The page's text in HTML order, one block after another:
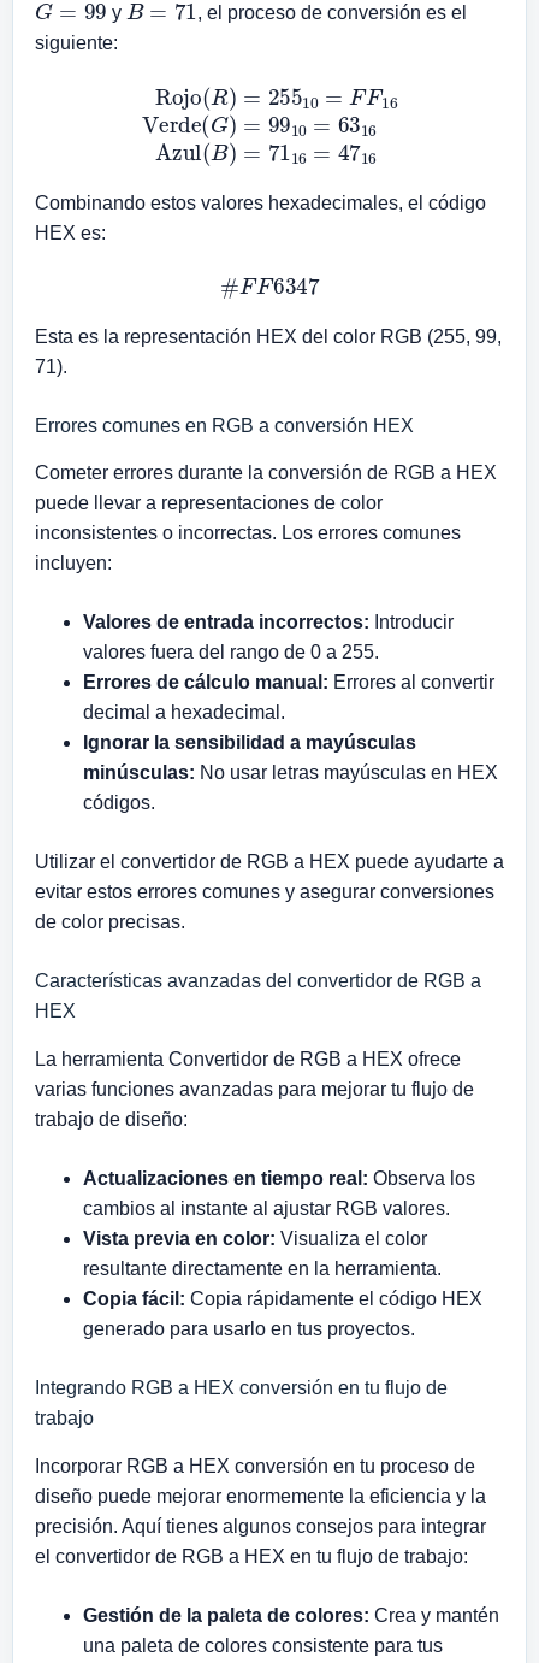
y
, el proceso de conversión es el
siguiente:
25510=FF Verde )=99
Azul (B)= 7116= 16
Combinando estos valores hexadecimales, el código
HEX es:
#FF6347
Esta es la representación HEX del color RGB (255, 99,
71).
Errores comunes en RGB a conversión HEX
Cometer errores durante la conversión de RGB a HEX
puede llevar a representaciones de color
inconsistentes o incorrectas. Los errores comunes
incluyen:
Valores de entrada incorrectos: Introducir
valores fuera del rango de 0 a 255.
Errores de cálculo manual: Errores al convertir
decimal a hexadecimal.
Ignorar la sensibilidad a mayúsculas
minúsculas: No usar letras mayúsculas en HEX
códigos.
Utilizar el convertidor de RGB a HEX puede ayudarte a
evitar estos errores comunes y asegurar conversiones
de color precisas.
Características avanzadas del convertidor de RGB a
HEX
La herramienta Convertidor de RGB a HEX ofrece
varias funciones avanzadas para mejorar tu flujo de
trabajo de diseño:
Actualizaciones en tiempo real: Observa los
cambios al instante al ajustar RGB valores.
Vista previa en color: Visualiza el color
resultante directamente en la herramienta.
Copia fácil: Copia rápidamente el código HEX
generado para usarlo en tus proyectos.
Integrando RGB a HEX conversión en tu flujo de
trabajo
Incorporar RGB a HEX conversión en tu proceso de
diseño puede mejorar enormemente la eficiencia y la
precisión. Aquí tienes algunos consejos para integrar
el convertidor de RGB a HEX en tu flujo de trabajo:
Gestión de la paleta de colores: Crea y mantén
una paleta de colores consistente para tus